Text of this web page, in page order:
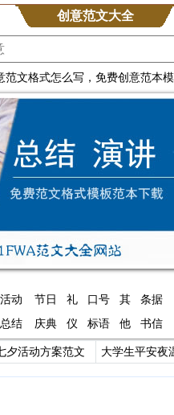
创意范文大全
范文格式怎么写，免费创意范本
活动
总结
节日
庆典
礼
仪
口号
标语
其
他
条据
书信
夕活动方案范文
大学生平安夜